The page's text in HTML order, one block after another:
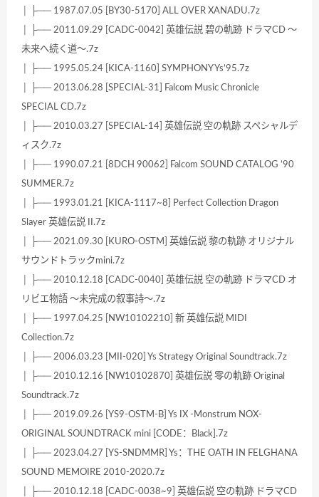
│ ├── 1987.07.05 [BY30-5170] ALL OVER XANADU.7z
│ ├── 2011.09.29 [CADC-0042] 英雄伝説 碧の軌跡 ドラマCD ～
未来へ続く道～.7z
│ ├── 1995.05.24 [KICA-1160] SYMPHONY Ys’95.7z
│ ├── 2013.06.28 [SPECIAL-31] Falcom Music Chronicle
SPECIAL CD.7z
│ ├── 2010.03.27 [SPECIAL-14] 英雄伝説 空の軌跡 スペシャルデ
ィスク.7z
│ ├── 1990.07.21 [8DCH 90062] Falcom SOUND CATALOG ’90
SUMMER.7z
│ ├── 1993.01.21 [KICA-1117~8] Perfect Collection Dragon
Slayer 英雄伝説 II.7z
│ ├── 2021.09.30 [KURO-OSTM] 英雄伝説 黎の軌跡 オリジナル
サウンドトラックmini.7z
│ ├── 2010.12.18 [CADC-0040] 英雄伝説 空の軌跡 ドラマCD オ
リビエ物語 ～未完成の叙事詩～.7z
│ ├── 1997.04.25 [NW10102210] 新 英雄伝説 MIDI
Collection.7z
│ ├── 2006.03.23 [MII-020] Ys Strategy Original Soundtrack.7z
│ ├── 2010.12.16 [NW10102870] 英雄伝説 零の軌跡 Original
Soundtrack.7z
│ ├── 2019.09.26 [YS9-OSTM-B] Ys IX -Monstrum NOX-
ORIGINAL SOUNDTRACK mini [CODE：Black].7z
│ ├── 2023.04.27 [YS-SNDMMR] Ys：THE OATH IN FELGHANA
SOUND MEMOIRE 2010-2020.7z
│ ├── 2010.12.18 [CADC-0038~9] 英雄伝説 空の軌跡 ドラマCD